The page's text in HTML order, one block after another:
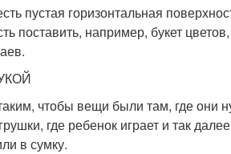
пустая горизонтальная
поставить, например, букет
чтобы вещи были там, где они
где ребенок играет и так
в сумку.